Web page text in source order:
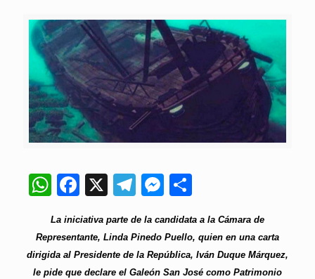
WhatsApp
Facebook
X Telegram
Messenger
La iniciativa parte de la candidata a la Cámara de
Representante, Linda Pinedo Puello, quien en una carta
dirigida al Presidente de la República, Iván Duque Márquez,
le pide que declare el Galeón San José como Patrimonio